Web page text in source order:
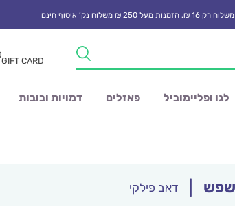
משלוח רק 16 ₪. הזמנות מעל 250 ₪ משלוח נק’ איסוף חינם
GIFT CARD
לגו ופליימוביל פאזלים דמויות ובובות
דאב פילקי